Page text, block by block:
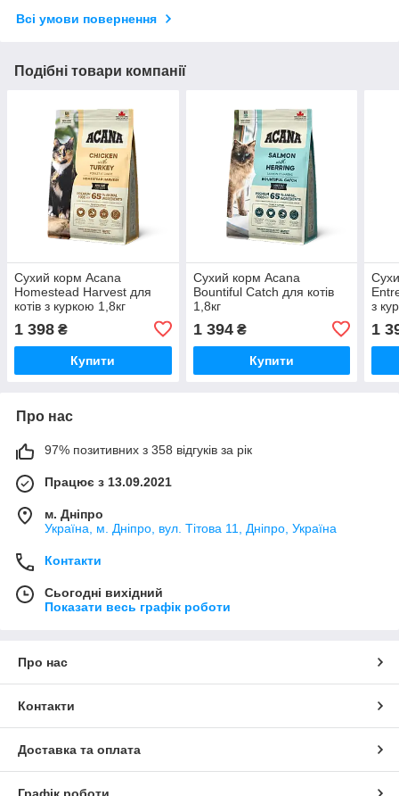
Всі умови повернення
Подібні товари компанії
Сухий корм Acana
Homestead Harvest для
котів з куркою 1,8кг
1 398 ₴
Купити
Сухий корм Acana
Bountiful Catch для котів
1,8кг
1 394₴
Купити
з
1
Про нас
97% позитивних з 358 відгуків за рік
Працює з 13.09.2021
м. Дніпро
Україна, м. Дніпро, вул. Тітова 11, Дніпро, Україна
Контакти
Сьогодні вихідний
Показати весь графік роботи
Про нас
Контакти
Доставка та оплата